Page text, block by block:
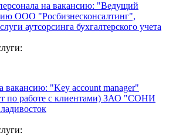
на вакансию: "Ведущий
ООО "Росбизнесконсалтинг",
аутсорсинга бухгалтерского учета
вакансию: "Key account manager"
по работе с клиентами) ЗАО "СОНИ